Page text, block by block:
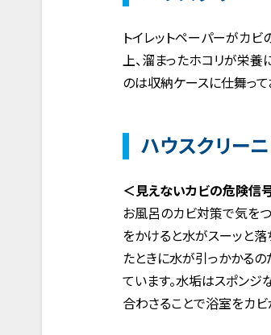
トイレットペーパーがカビ
上、溜まったホコリが栄
のは収納ケースに仕舞って
ハウスクリー
＜見えないカビの危険信
お風呂のカビ対策で気をつ
をかけると水がスーッと
たときに水が引っかかるの
ています。水垢はスポンジ
合わさることで浴室をカビ